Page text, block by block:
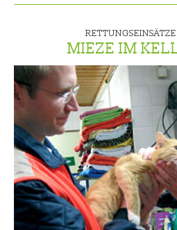
RETTUNGSEINSÄTZE
MIEZE IM